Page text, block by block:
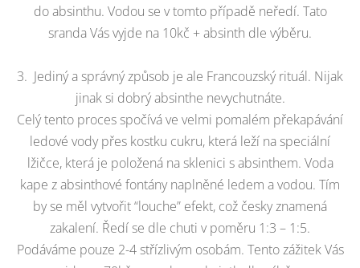
do absinthu. Vodou se v tomto případě neředí. Tato
sranda Vás vyjde na 10kč + absinth dle výběru.
3. Jediný a správný způsob je ale Francouzský rituál. Nijak
jinak si dobrý absinthe nevychutnáte.
Celý tento proces spočívá ve velmi pomalém překapávání
ledové vody přes kostku cukru, která leží na speciální
lžičce, která je položená na sklenici s absinthem. Voda
kape z absinthové fontány naplněné ledem a vodou. Tím
by se měl vytvořit “louche” efekt, což česky znamená
zakalení. Ředí se dle chuti v poměru 1:3 – 1:5.
Podáváme pouze 2-4 střízlivým osobám. Tento zážitek Vás